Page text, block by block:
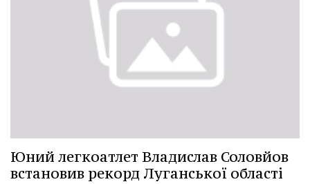
Юний легкоатлет Владислав Соловйов
встановив рекорд Луганської області